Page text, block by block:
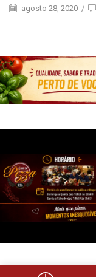
agosto 28, 2020 /